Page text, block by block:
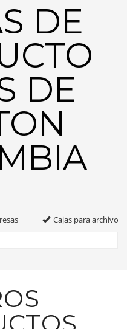
DE
DE
Cajas para archivo